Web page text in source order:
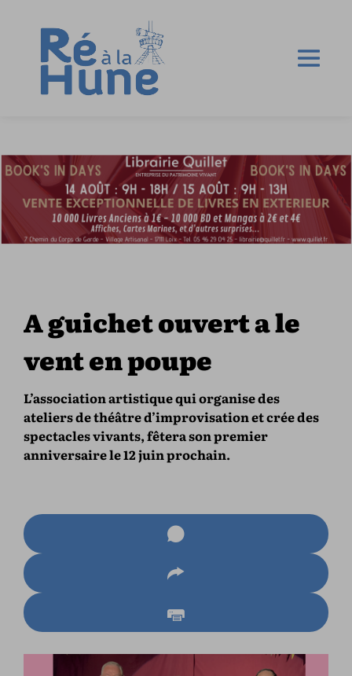
A guichet ouvert a le
vent en poupe
L’association artistique qui organise des
ateliers de théâtre d’improvisation et crée des
spectacles vivants, fêtera son premier
anniversaire le 12 juin prochain.